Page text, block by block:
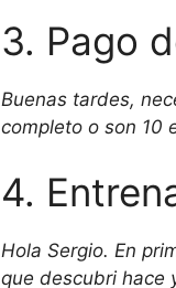
3. Pago
Buenas tardes,
completo o son 10
4.
Hola Sergio. En
que descubri hace